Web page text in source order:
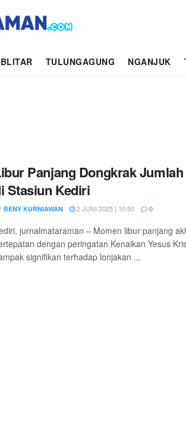
BLITAR TULUNGAGUNG NGANJUK
Panjang Dongkrak
Stasiun Kediri
BENY KURNIAWAN 2 JUNI 2025 | 10:50 0
jurnalmataraman – Momen libur panjang
dengan peringatan Kenaikan Yesus
signifikan terhadap lonjakan ...